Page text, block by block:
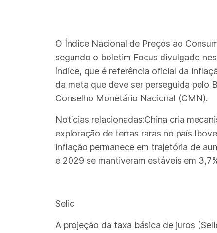
O Índice Nacional de Preços ao
segundo o boletim Focus divulgado
índice, que é referência oficial da
da meta que deve ser perseguida pelo
Conselho Monetário Nacional (CMN).
Notícias relacionadas:China cria
exploração de terras raras no
inflação permanece em trajetória de
e 2029 se mantiveram estáveis em
Selic
A projeção da taxa básica de juros